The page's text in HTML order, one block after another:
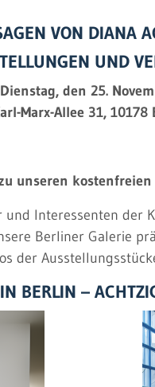
VON DIANA
UND
Dienstag, den 25.
Marx-Allee 31,
unseren
und Interessenten
Berliner Galerie
der
BERLIN –